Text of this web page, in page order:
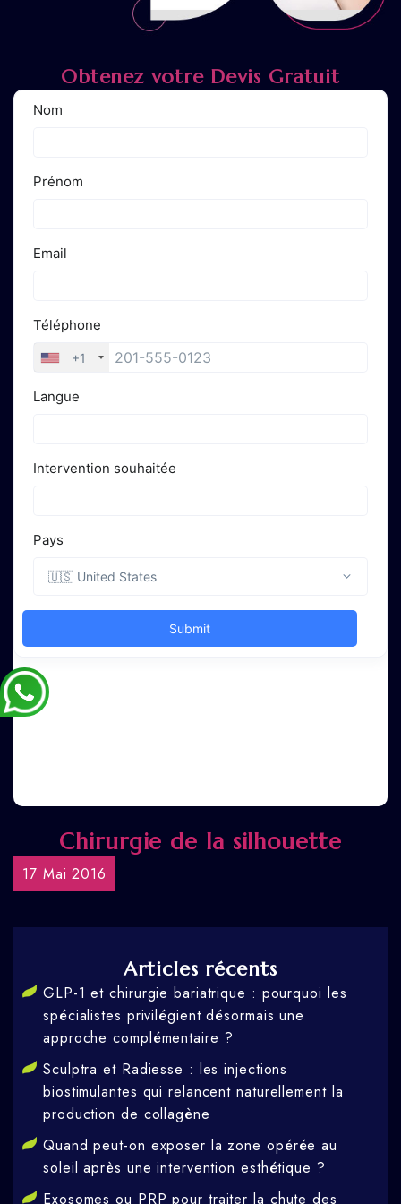
Obtenez votre Devis Gratuit
Chirurgie de la silhouette
17 Mai 2016
Articles récents
GLP-1 et chirurgie bariatrique : pourquoi les
spécialistes privilégient désormais une
approche complémentaire ?
Sculptra et Radiesse : les injections
biostimulantes qui relancent naturellement la
production de collagène
Quand peut-on exposer la zone opérée au
soleil après une intervention esthétique ?
Exosomes ou PRP pour traiter la chute des